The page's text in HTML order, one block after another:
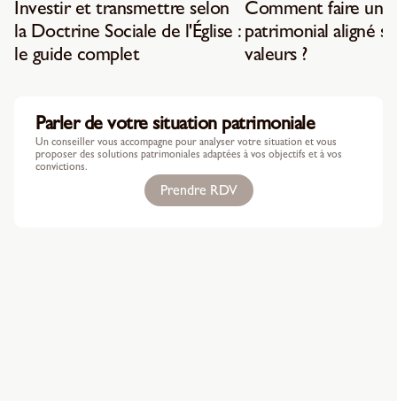
Parler de votre situation patrimoniale
Un conseiller vous accompagne pour analyser votre situation et vous
proposer des solutions patrimoniales adaptées à vos objectifs et à vos
convictions.
Prendre RDV
Investir et transmettre selon
la Doctrine Sociale de l'Église :
le guide complet
Comment faire un
patrimonial aligné
valeurs ?